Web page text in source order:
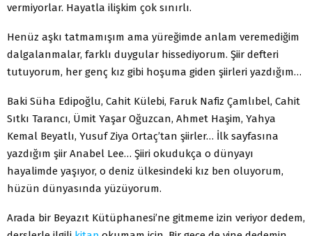
vermiyorlar. Hayatla ilişkim çok sınırlı.
Henüz aşkı tatmamışım ama yüreğimde anlam veremediğim
dalgalanmalar, farklı duygular hissediyorum. Şiir defteri
tutuyorum, her genç kız gibi hoşuma giden şiirleri yazdığım…
Baki Süha Edipoğlu, Cahit Külebi, Faruk Nafiz Çamlıbel, Cahit
Sıtkı Tarancı, Ümit Yaşar Oğuzcan, Ahmet Haşim, Yahya
Kemal Beyatlı, Yusuf Ziya Ortaç’tan şiirler… İlk sayfasına
yazdığım şiir Anabel Lee… Şiiri okudukça o dünyayı
hayalimde yaşıyor, o deniz ülkesindeki kız ben oluyorum,
hüzün dünyasında yüzüyorum.
Arada bir Beyazıt Kütüphanesi’ne gitmeme izin veriyor dedem,